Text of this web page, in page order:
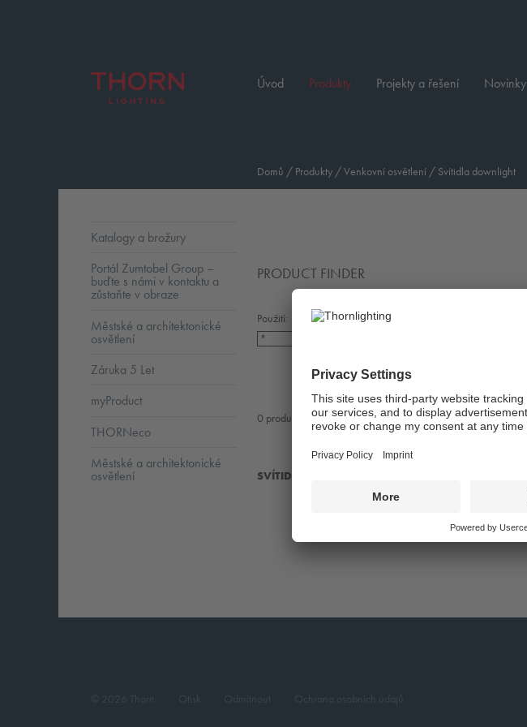
Úvod Produkty Projekty a řešení Novinky
Domů / Produkty /Venkovní osvětlení / Svítidla downlight
PRODUCT FINDER
Použití:
0 products found
SVÍTIDLA DOWNLIGHT
Katalogy a brožury
Portál Zumtobel Group –
buďte s námi v kontaktu a
zůstaňte v obraze
Městské a architektonické
osvětlení
Záruka 5 Let
myProduct
THORNeco
Městské a architektonické
osvětlení